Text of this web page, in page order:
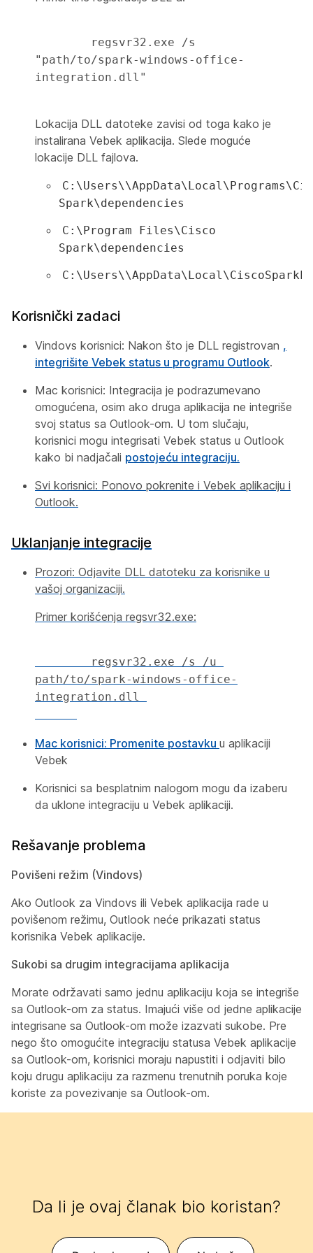
"path/to/spark-windows-office-
integration.dll"
Lokacija DLL datoteke zavisi od toga kako je
instalirana Vebek aplikacija. Slede moguće
lokacije DLL fajlova.
C:\Users\
Spark\dependencies
C:\Program Files\Cisco
Spark\dependencies
C:\Users\
Korisnički zadaci
Vindovs korisnici: Nakon što je DLL registrovan ,
integrišite Vebek status u programu Outlook.
Mac korisnici: Integracija je podrazumevano
omogućena, osim ako druga aplikacija ne integriše
svoj status sa Outlook-om. U tom slučaju,
korisnici mogu integrisati Vebek status u Outlook
kako bi nadjačali postojeću integraciju.
Svi korisnici: Ponovo pokrenite i Vebek aplikaciju i
Outlook.
Uklanjanje integracije
Prozori: Odjavite DLL datoteku za korisnike u
vašoj organizaciji.
Primer korišćenja regsvr32.exe:
path/to/spark-windows-office-
integration.dll
Mac korisnici: Promenite postavku u aplikaciji
Vebek
Korisnici sa besplatnim nalogom mogu da izaberu
da uklone integraciju u Vebek aplikaciji.
Rešavanje problema
Povišeni režim (Vindovs)
Ako Outlook za Vindovs ili Vebek aplikacija rade u
povišenom režimu, Outlook neće prikazati status
korisnika Vebek aplikacije.
Sukobi sa drugim integracijama aplikacija
Morate održavati samo jednu aplikaciju koja se integriše
sa Outlook-om za status. Imajući više od jedne aplikacije
integrisane sa Outlook-om može izazvati sukobe. Pre
nego što omogućite integraciju statusa Vebek aplikacije
sa Outlook-om, korisnici moraju napustiti i odjaviti bilo
koju drugu aplikaciju za razmenu trenutnih poruka koje
koriste za povezivanje sa Outlook-om.
Da li je ovaj članak bio koristan?